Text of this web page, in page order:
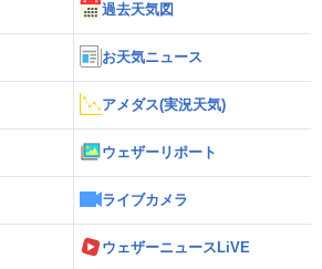
過去天気図
お天気ニュース
アメダス(実況天気)
ウェザーリポート
ライブカメラ
ウェザーニュースLiVE